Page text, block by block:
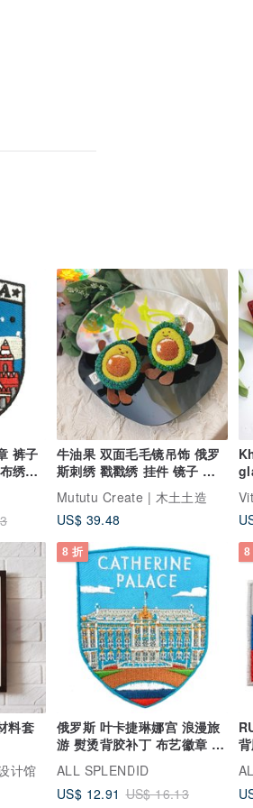
裤子
绣热
牛油果 双面毛毛镜吊饰 俄罗
斯刺绣 戳戳绣 挂件 镜子 材
料包 DIY
Mututu Create | 木土土造
US$ 39.48
料套
计馆
8 折
俄罗斯 叶卡捷琳娜宫 浪漫旅
游 熨烫背胶补丁 布艺徽章 热
烫刺绣
ALL SPLENDID
US$ 12.91 US$ 16.13
8